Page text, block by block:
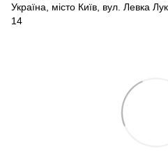
Україна, місто Київ, вул. Левка
14